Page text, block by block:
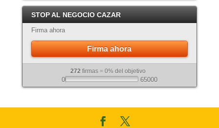
STOP AL NEGOCIO CAZAR
Firma ahora
Firma ahora
272 firmas = 0% del objetivo
0 65000